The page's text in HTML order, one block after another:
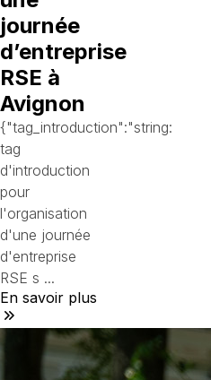
journée
d’entreprise
RSE à
Avignon
{"tag_introduction":"string:
tag
d'introduction
pour
l'organisation
d'une journée
d'entreprise
RSE s ...
En savoir plus